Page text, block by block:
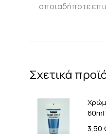
οποιαδήποτε
Σχετικά
60ml
3,50